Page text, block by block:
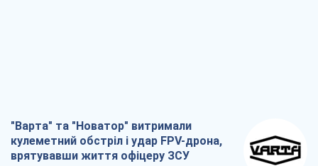
"Варта" та "Новатор" витримали
кулеметний обстріл і удар FPV-дрона,
врятувавши життя офіцеру ЗСУ